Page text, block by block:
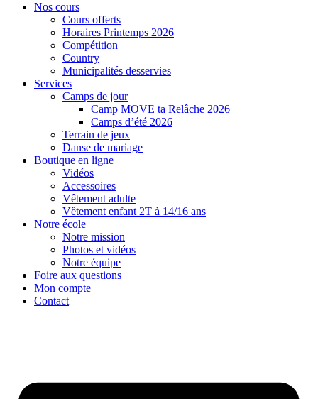
Nos cours
Cours offerts
Horaires Printemps 2026
Compétition
Country
Municipalités desservies
Services
Camps de jour
Camp MOVE ta Relâche 2026
Camps d’été 2026
Terrain de jeux
Danse de mariage
Boutique en ligne
Vidéos
Accessoires
Vêtement adulte
Vêtement enfant 2T à 14/16 ans
Notre école
Notre mission
Photos et vidéos
Notre équipe
Foire aux questions
Mon compte
Contact